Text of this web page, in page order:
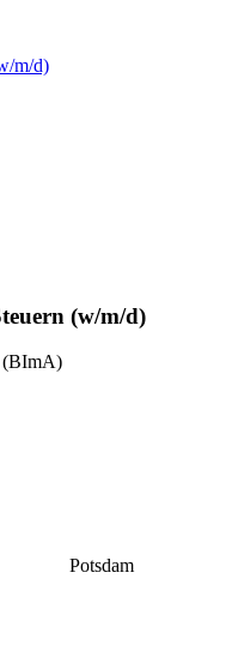
m/d)
(w/m/d)
(BImA)
Potsdam